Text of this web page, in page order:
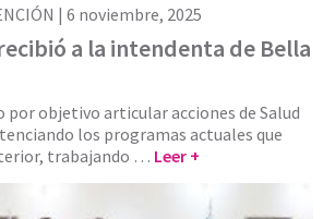
| 6 noviembre, 2025
a la intendenta de Bella
por objetivo articular acciones de Salud
los programas actuales que
trabajando … Leer +